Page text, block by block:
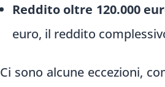
Reddito oltre 120.000
euro, il reddito
Ci sono alcune eccezioni,